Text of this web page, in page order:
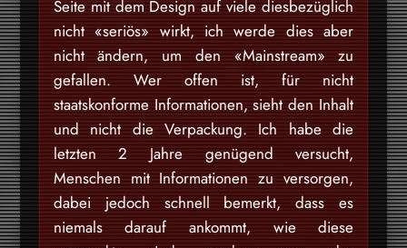
Seite mit dem Design auf viele diesbezüglich
nicht «seriös» wirkt, ich werde dies aber
nicht ändern, um den «Mainstream» zu
gefallen. Wer offen ist, für nicht
staatskonforme Informationen, sieht den Inhalt
und nicht die Verpackung. Ich habe die
letzten 2 Jahre genügend versucht,
Menschen mit Informationen zu versorgen,
dabei jedoch schnell bemerkt, dass es
niemals darauf ankommt, wie diese